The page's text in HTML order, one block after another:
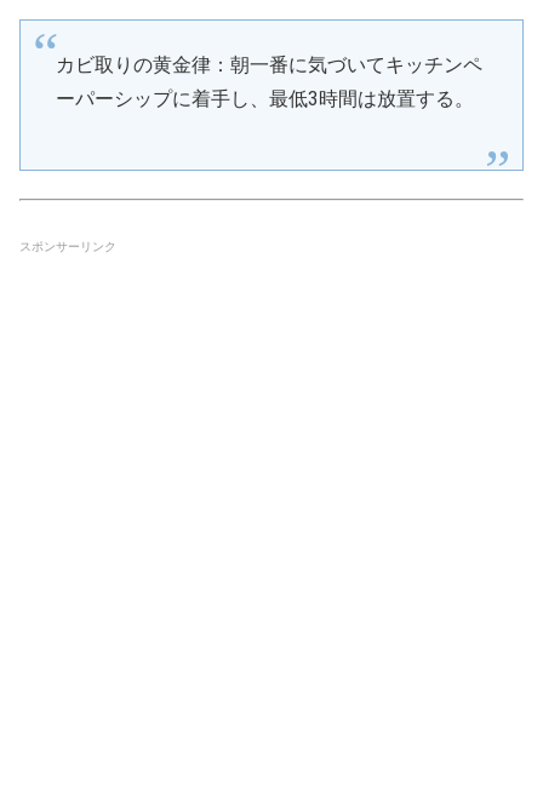
カビ取りの黄金律：朝一番に気づいてキッチンペ
ーパーシップに着手し、最低3時間は放置する。
スポンサーリンク